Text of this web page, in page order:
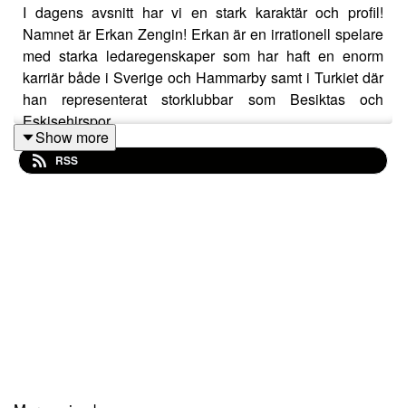
I dagens avsnitt har vi en stark karaktär och profil!
Namnet är Erkan Zengin! Erkan är en irrationell spelare
med starka ledaregenskaper som har haft en enorm
karriär både i Sverige och Hammarby samt i Turkiet där
han representerat storklubbar som Besiktas och
Eskişehirspor.
Show more
RSS